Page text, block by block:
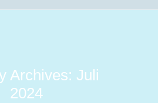
Archives: Juli
2024